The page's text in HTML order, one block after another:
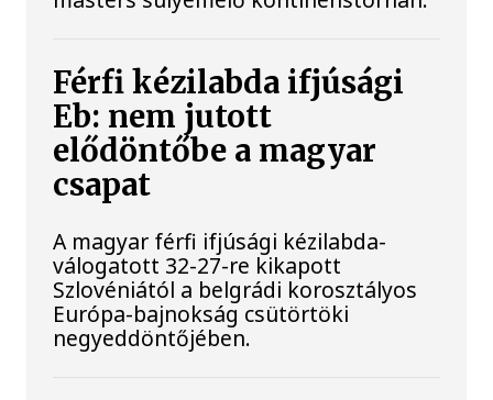
Férfi kézilabda ifjúsági
Eb: nem jutott
elődöntőbe a magyar
csapat
A magyar férfi ifjúsági kézilabda-
válogatott 32-27-re kikapott
Szlovéniától a belgrádi korosztályos
Európa-bajnokság csütörtöki
negyeddöntőjében.